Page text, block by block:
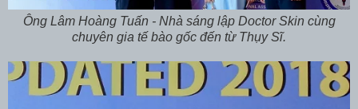
Ông Lâm Hoàng Tuấn - Nhà sáng lập Doctor Skin cùng
chuyên gia tế bào gốc đến từ Thụy Sĩ.